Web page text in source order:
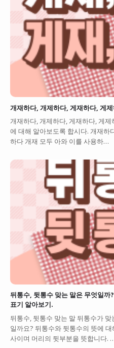
개재하다, 개제하다, 게재하다, 게
개재하다, 개제하다, 게재하다, 게
에 대해 알아보도록 합시다. 개재하
하다 개재 모두 아와 이를 사용하…
뒤통수, 뒷통수 맞는 말은 무엇일
표기 알아보기.
뒤통수, 뒷통수 맞는 말 뒤통수가
일까요? 뒤통수와 뒷통수의 뜻에
사이며 머리의 뒷부분을 뜻합니다.